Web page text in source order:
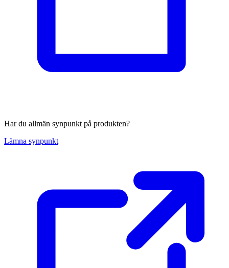
Har du allmän synpunkt på produkten?
Lämna synpunkt